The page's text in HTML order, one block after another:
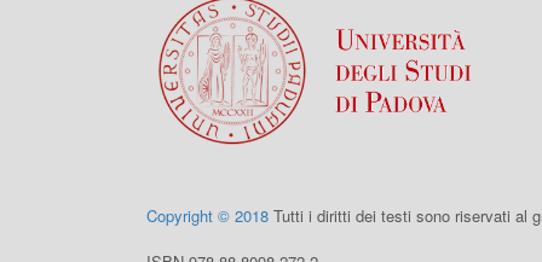
Copyright © 2018 Tutti i diritti dei testi sono riservati al